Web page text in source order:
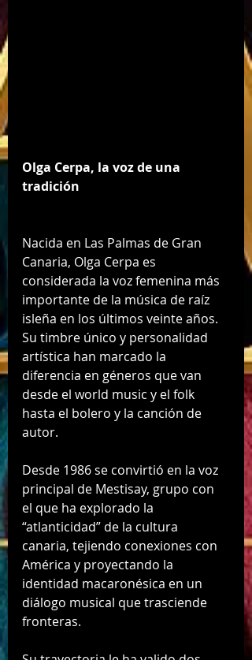
Olga Cerpa, la voz de una
tradición
Nacida en Las Palmas de Gran
Canaria, Olga Cerpa es
considerada la voz femenina más
importante de la música de raíz
isleña en los últimos veinte años.
Su timbre único y personalidad
artística han marcado la
diferencia en géneros que van
desde el world music y el folk
hasta el bolero y la canción de
autor.
Desde 1986 se convirtió en la voz
principal de Mestisay, grupo con
el que ha explorado la
“atlanticidad” de la cultura
canaria, tejiendo conexiones con
América y proyectando la
identidad macaronésica en un
diálogo musical que trasciende
fronteras.